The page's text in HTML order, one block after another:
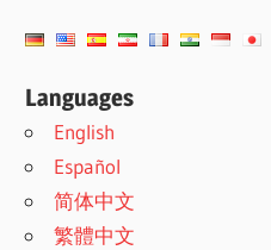
Languages
English
Español
简体中文
繁體中文